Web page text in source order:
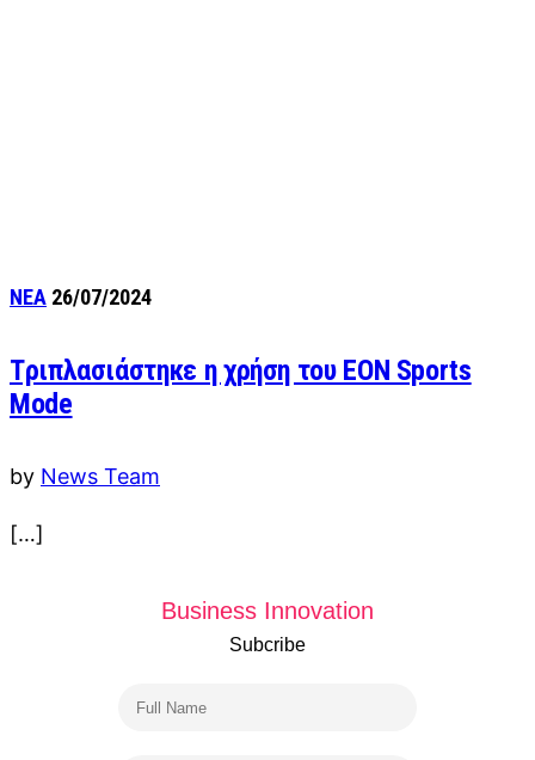
ΝΕΑ 26/07/2024
Tριπλασιάστηκε η χρήση του EON Sports
Mode
by News Team
[…]
Business Innovation
Subcribe